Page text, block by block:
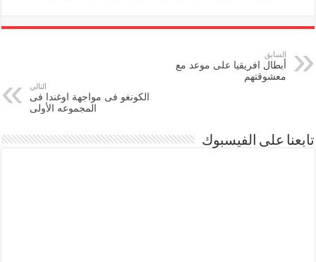
السابق
أبطال افريقيا على موعد مع
معشوقتهم
التالي
الكونغو فى مواجهة اوغندا فى
المجموعه الأولى
تابعنا على الفيسبوك